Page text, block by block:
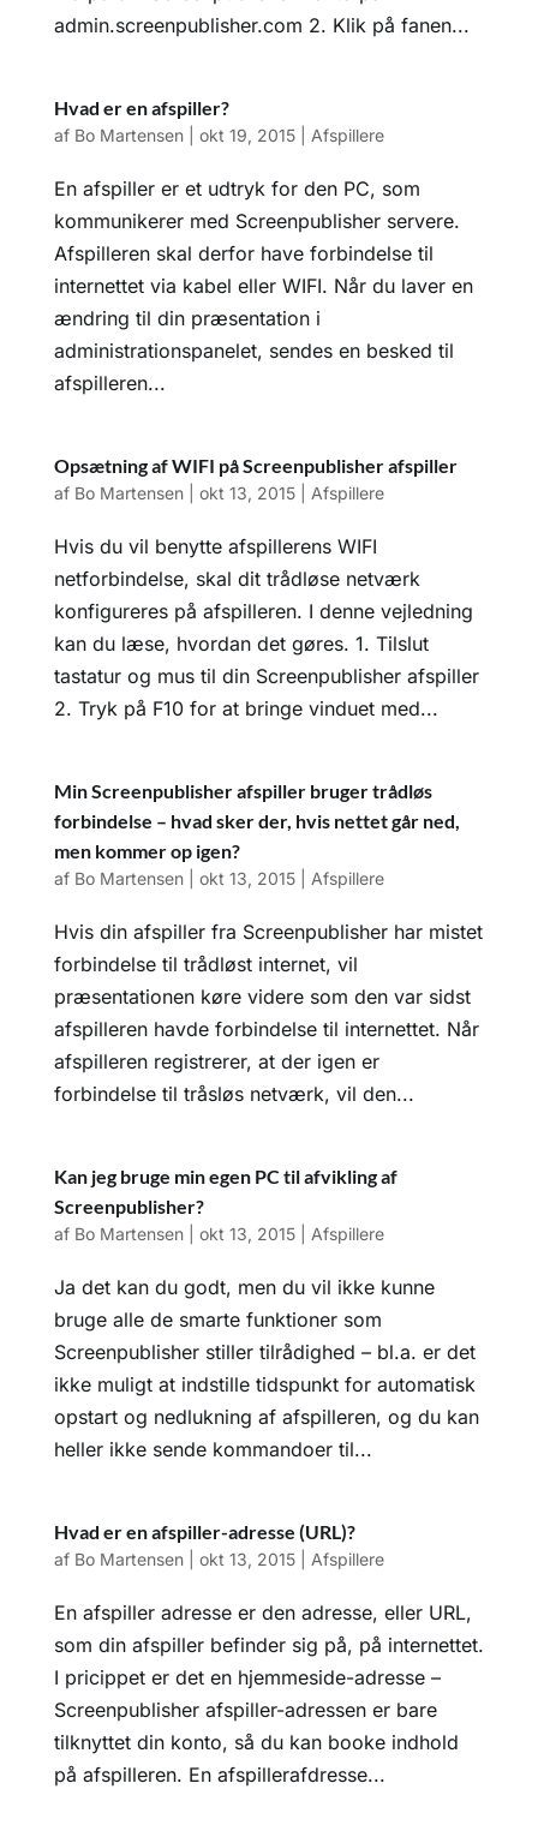
admin.screenpublisher.com 2. Klik på fanen...
Hvad er en afspiller?
af Bo Martensen| okt 19, 2015| Afspillere
En afspiller er et udtryk for den PC, som
kommunikerer med Screenpublisher servere.
Afspilleren skal derfor have forbindelse til
internettet via kabel eller WIFI. Når du laver en
ændring til din præsentation i
administrationspanelet, sendes en besked til
afspilleren...
Opsætning af WIFI på Screenpublisher afspiller
af Bo Martensen| okt 13, 2015| Afspillere
Hvis du vil benytte afspillerens WIFI
netforbindelse, skal dit trådløse netværk
konfigureres på afspilleren. I denne vejledning
kan du læse, hvordan det gøres. 1. Tilslut
tastatur og mus til din Screenpublisher afspiller
2. Tryk på F10 for at bringe vinduet med...
Min Screenpublisher afspiller bruger trådløs
forbindelse – hvad sker der, hvis nettet går ned,
men kommer op igen?
af Bo Martensen| okt 13, 2015| Afspillere
Hvis din afspiller fra Screenpublisher har mistet
forbindelse til trådløst internet, vil
præsentationen køre videre som den var sidst
afspilleren havde forbindelse til internettet. Når
afspilleren registrerer, at der igen er
forbindelse til tråsløs netværk, vil den...
Kan jeg bruge min egen PC til afvikling af
Screenpublisher?
af Bo Martensen| okt 13, 2015| Afspillere
Ja det kan du godt, men du vil ikke kunne
bruge alle de smarte funktioner som
Screenpublisher stiller tilrådighed – bl.a. er det
ikke muligt at indstille tidspunkt for automatisk
opstart og nedlukning af afspilleren, og du kan
heller ikke sende kommandoer til...
Hvad er en afspiller-adresse (URL)?
af Bo Martensen| okt 13, 2015| Afspillere
En afspiller adresse er den adresse, eller URL,
som din afspiller befinder sig på, på internettet.
I pricippet er det en hjemmeside-adresse –
Screenpublisher afspiller-adressen er bare
tilknyttet din konto, så du kan booke indhold
på afspilleren. En afspillerafdresse...